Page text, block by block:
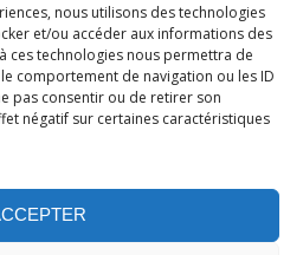
nous utilisons des technologies
et/ou accéder aux informations des
ces technologies nous permettra de
comportement de navigation ou les ID
pas consentir ou de retirer son
négatif sur certaines caractéristiques